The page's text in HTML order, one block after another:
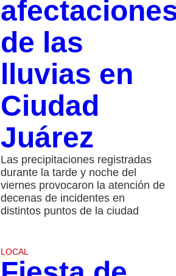
de las
lluvias en
Ciudad
Juárez
Las precipitaciones registradas
durante la tarde y noche del
viernes provocaron la atención de
decenas de incidentes en
distintos puntos de la ciudad
LOCAL